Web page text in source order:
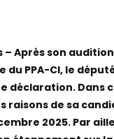
– Après son
du PPA-CI, le
déclaration. Dans
raisons de sa
2025. Par